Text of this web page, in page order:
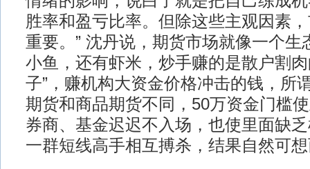
胜率和盈亏比率。但除这些主观因素
重要。” 沈丹说，期货市场就像一个生
小鱼，还有虾米，炒手赚的是散户割
子”，赚机构大资金价格冲击的钱，所
期货和商品期货不同，50万资金门槛
券商、基金迟迟不入场，也使里面缺
一群短线高手相互搏杀，结果自然可